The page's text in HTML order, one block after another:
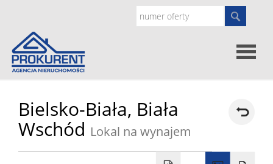
Bielsko-Biała, Biała
Wschód Lokal na wynajem